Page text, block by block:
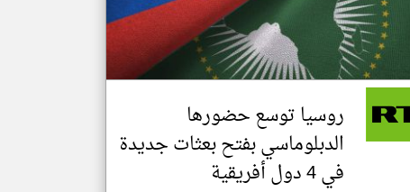
تغيير الدولة
اخبار جزر القمر على مدار الساعة
أهم اخبار جزر القمر العاجلة والمباشرة
روسيا توسع حضورها
الدبلوماسي بفتح بعثات جديدة
في 4 دول أفريقية
klyoum.com